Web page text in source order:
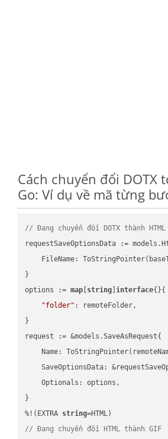
Cách chuyển đổi DOTX
Go: Ví dụ về mã từng
// Đang chuyển đổi DOTX thành HTML
requestSaveOptionsData :=
FileName:
}
options := map string ]interface{}{
"folder" : remoteFolder,
}
request := &models.SaveAsRequest{
Name:
SaveOptionsData:
    Optionals: options,
}
%!(EXTRA string
// Đang chuyển đổi HTML thành GIF